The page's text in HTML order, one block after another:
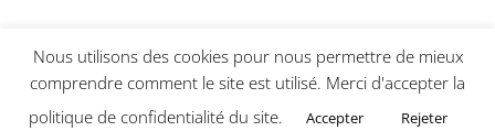
Agri-Innovation - 2019 - Tous droits réservés -
Nous utilisons des cookies pour nous permettre de mieux
comprendre comment le site est utilisé. Merci d'accepter la
politique de confidentialité du site.
Accepter Rejeter